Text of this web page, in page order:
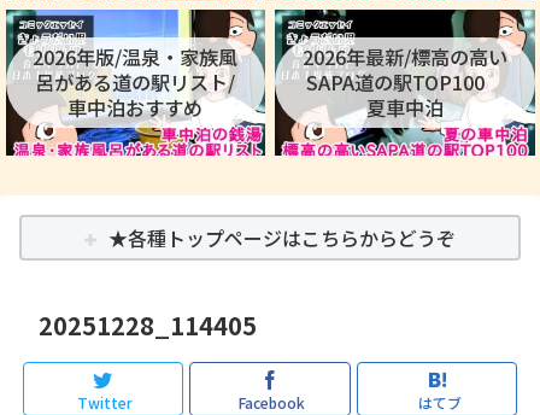
2026年版/温泉・家族風
呂がある道の駅リスト/
車中泊おすすめ
2026年最新/標高の高い
SAPA道の駅TOP100
夏車中泊
★各種トップページはこちらからどうぞ
20251228_114405
Twitter Facebook はてブ